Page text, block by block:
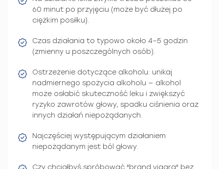
60 minut po przyjęciu (może być dłużej po
ciężkim posiłku).
Czas działania to typowo około 4–5 godzin
(zmienny u poszczególnych osób).
Ostrzeżenie dotyczące alkoholu: unikaj
nadmiernego spożycia alkoholu — alkohol
może osłabić skuteczność leku i zwiększyć
ryzyko zawrotów głowy, spadku ciśnienia oraz
innych działań niepożądanych.
Najczęściej występującym działaniem
niepożądanym jest ból głowy.
Czy chciałbyś spróbować "brand viagra" bez